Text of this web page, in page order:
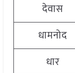
देवास
धामनोद
धार